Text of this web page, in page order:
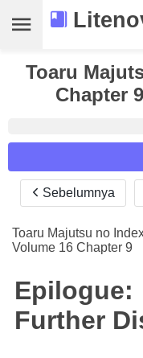
Daftar Novel
Tamat
Tags
Bookmark
Cari
Toaru
Chapter
Reader
Font :
Titillium Web
Size :
A-
Sebelumnya
Toaru Majutsu no
Volume 16 Chapter 9
Further